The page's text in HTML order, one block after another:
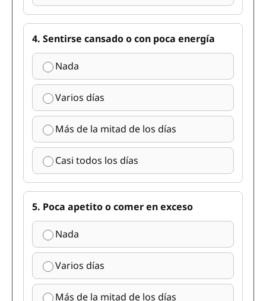
4. Sentirse cansado o con poca energía
Nada
Varios días
Más de la mitad de los días
Casi todos los días
5. Poca apetito o comer en exceso
Nada
Varios días
Más de la mitad de los días